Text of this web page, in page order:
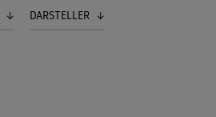
DARSTELLER